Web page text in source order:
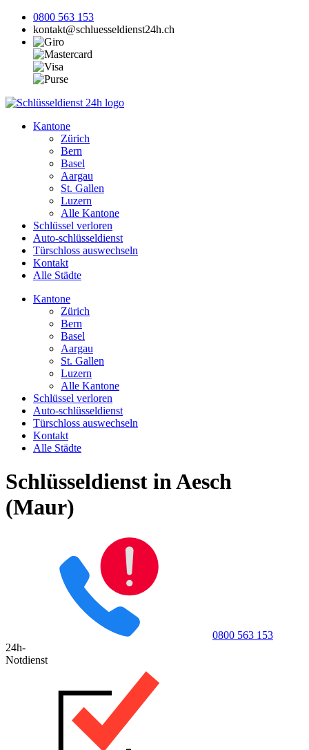
0800 563 153
kontakt@schluesseldienst24h.ch
Kantone
Zürich
Bern
Basel
Aargau
St. Gallen
Luzern
Alle Kantone
Schlüssel verloren
Auto-schlüsseldienst
Türschloss auswechseln
Kontakt
Alle Städte
Kantone
Zürich
Bern
Basel
Aargau
St. Gallen
Luzern
Alle Kantone
Schlüssel verloren
Auto-schlüsseldienst
Türschloss auswechseln
Kontakt
Alle Städte
Schlüsseldienst in Aesch
(Maur)
0800 563 153
24h-
Notdienst